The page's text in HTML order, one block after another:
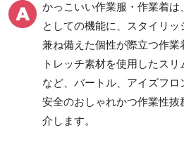
ツ
クリーンウェアワーク
パンツ
レディース作業着
ブルゾン
かっこいい作業服・作業着は
としての機能に、スタイリ
兼ね備えた個性が際立つ作業
トレッチ素材を使用したス
など、バートル、アイズフロ
安全のおしゃれかつ作業性
介します。